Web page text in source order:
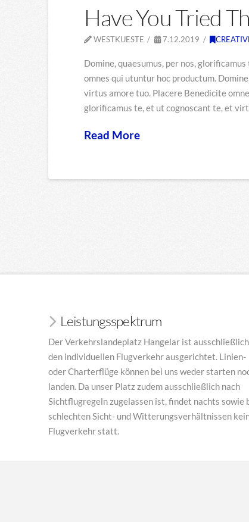
Have You Tried
WESTKUESTE 7.12.2019
Domine, quaesumus, per nos,
omnes qui utuntur hoc productum.
virtus amore tuo. Placere Benedicite
glorificamus te, et ut cognoscant te, et
Read More
Leistungsspektrum
Der Verkehrslandeplatz Hangelar ist
den individuellen Flugverkehr ausgerichtet. Linien-
oder Charterflüge können bei uns weder starten
landen. Da unser Platz zudem ausschließlich nach
Sichtflugregeln zugelassen ist, findet nachts sowie
schlechten Sicht- und Witterungsverhältnissen
Flugverkehr statt.